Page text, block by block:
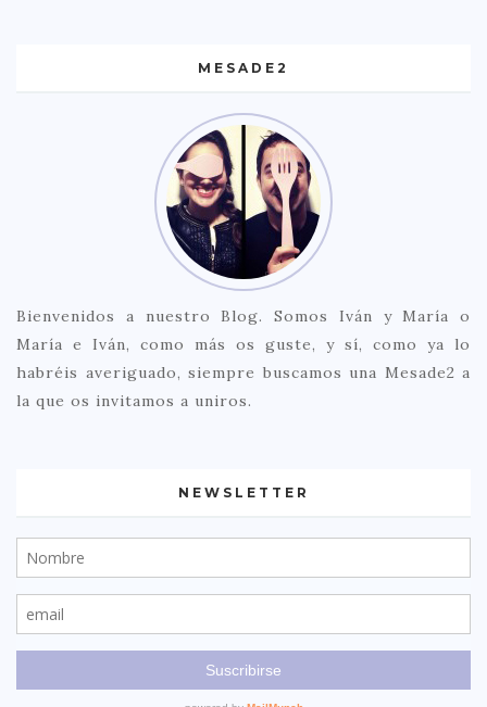
MESADE2
Bienvenidos a nuestro Blog. Somos Iván y María o
María e Iván, como más os guste, y sí, como ya lo
habréis averiguado, siempre buscamos una Mesade2 a
la que os invitamos a uniros.
NEWSLETTER